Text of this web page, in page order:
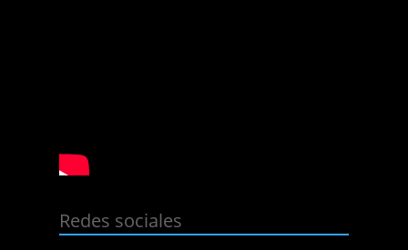
Redes sociales